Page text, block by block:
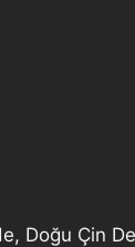
Çin